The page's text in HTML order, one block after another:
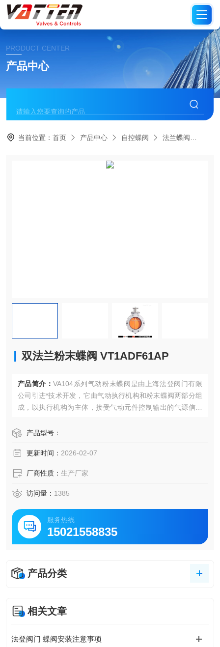
PRODUCT CENTER
产品中心
当前位置：首页 产品中心 自控蝶阀 法兰蝶阀
双法兰粉末蝶阀 VT1ADF61AP
产品简介： VA104系列气动粉末蝶阀是由上海法登阀门有限
公司引进*技术开发，它由气动执行机构和粉末蝶阀两部分组
成，以执行机构为主体，接受气动元件控制输出的气源信号
具有结构简单，蝶板耐磨，密封寿命长，安装操作简单等特
合。双法兰粉末蝶阀 VT1ADF61AP
产品型号：
更新时间： 2026-02-07
厂商性质： 生产厂家
访问量： 1385
服务热线
15021558835
产品分类
相关文章
法登阀门 蝶阀安装注意事项